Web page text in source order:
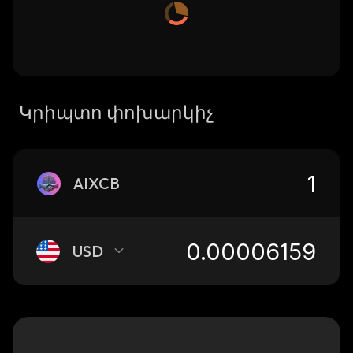
Կրիպտո փոխարկիչ
AIXCB
USD